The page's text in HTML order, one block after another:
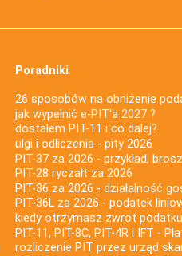
Poradniki
26 sposobów na obniżenie
jak wypełnić e-PIT'a 2027 ?
dostałem PIT-11 i co dalej?
ulgi i odliczenia - pity 2026
PIT-37 za 2026 - przykład,
PIT-28 ryczałt za 2026
PIT-36 za 2026 - działalność
PIT-36L za 2026 - podatek
kiedy otrzymasz zwrot
PIT-11, PIT-8C, PIT-4R i IFT -
rozliczenie PIT przez urząd